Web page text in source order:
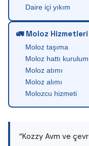
Daire içi yıkım
🚛 Moloz Hizmetleri
Moloz taşıma
Moloz hattı
Moloz atımı
Moloz alımı
Molozcu hizmeti
“Kozzy Avm ve